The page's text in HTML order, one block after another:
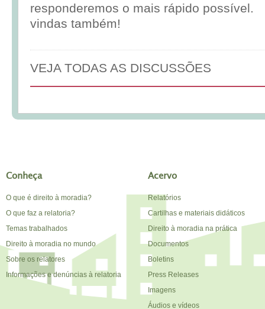
responderemos o mais rápido possível.
vindas também!
VEJA TODAS AS DISCUSSÕES
Conheça
O que é direito à moradia?
O que faz a relatoria?
Temas trabalhados
Direito à moradia no mundo
Sobre os relatores
Informações e denúncias à relatoria
Acervo
Relatórios
Cartilhas e materiais didáticos
Direito à moradia na prática
Documentos
Boletins
Press Releases
Imagens
Áudios e vídeos